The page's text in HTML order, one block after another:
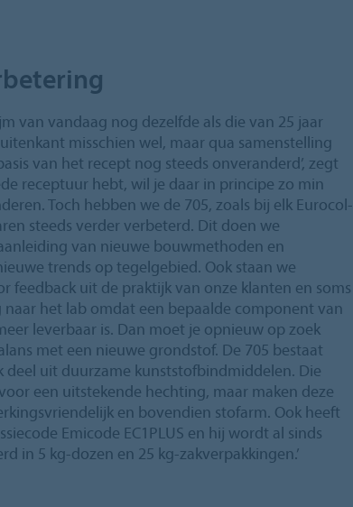
van vandaag nog dezelfde als die van 25 jaar
misschien wel, maar qua samenstelling
van het recept nog steeds onveranderd’, zegt
receptuur hebt, wil je daar in principe zo min
Toch hebben we de 705, zoals bij elk Eurocol-
steeds verder verbeterd. Dit doen we
van nieuwe bouwmethoden en
trends op tegelgebied. Ook staan we
feedback uit de praktijk van onze klanten en soms
het lab omdat een bepaalde component van
leverbaar is. Dan moet je opnieuw op zoek
met een nieuwe grondstof. De 705 bestaat
deel uit duurzame kunststofbindmiddelen. Die
een uitstekende hechting, maar maken deze
en bovendien stofarm. Ook heeft
Emicode EC1PLUS en hij wordt al sinds
in 5 kg-dozen en 25 kg-zakverpakkingen.’